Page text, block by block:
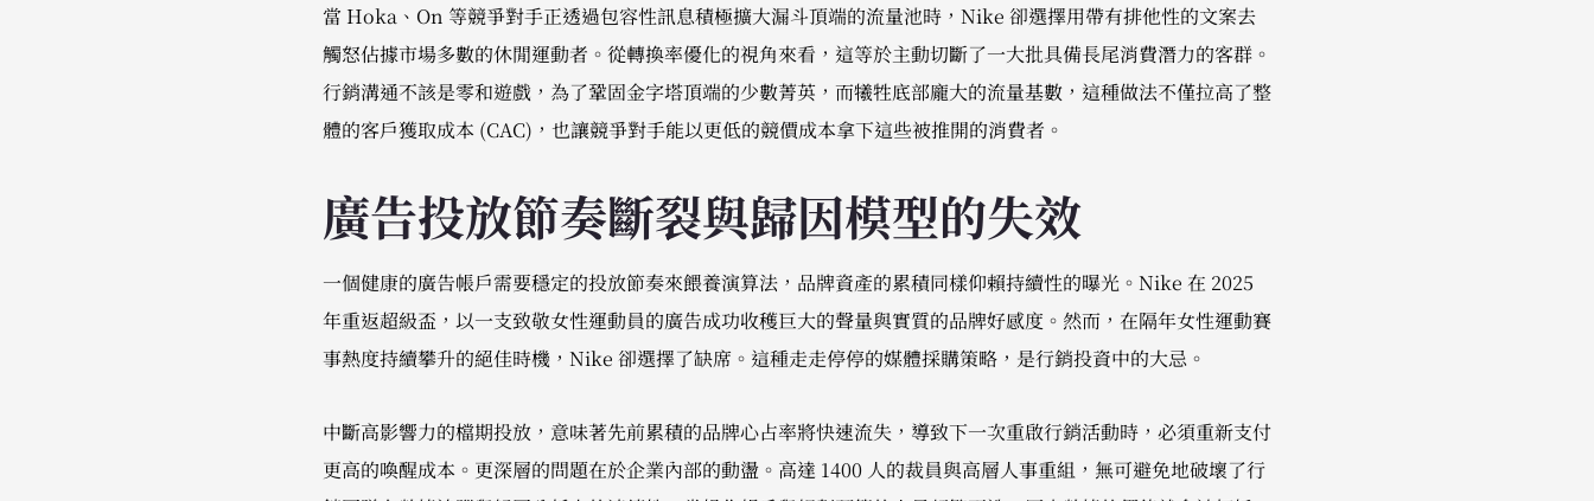
當 Hoka、On 等競爭對手正透過包容性訊息積極擴大漏斗頂端的流量池時，Nike 卻選擇用帶有排他性的文案去
觸怒佔據市場多數的休閒運動者。從轉換率優化的視角來看，這等於主動切斷了一大批具備長尾消費潛力的客群。
行銷溝通不該是零和遊戲，為了鞏固金字塔頂端的少數菁英，而犧牲底部龐大的流量基數，這種做法不僅拉高了整
體的客戶獲取成本 (CAC)，也讓競爭對手能以更低的競價成本拿下這些被推開的消費者。
廣告投放節奏斷裂與歸因模型的失效
一個健康的廣告帳戶需要穩定的投放節奏來餵養演算法，品牌資產的累積同樣仰賴持續性的曝光。Nike 在 2025
年重返超級盃，以一支致敬女性運動員的廣告成功收穫巨大的聲量與實質的品牌好感度。然而，在隔年女性運動賽
事熱度持續攀升的絕佳時機，Nike 卻選擇了缺席。這種走走停停的媒體採購策略，是行銷投資中的大忌。
中斷高影響力的檔期投放，意味著先前累積的品牌心占率將快速流失，導致下一次重啟行銷活動時，必須重新支付
更高的喚醒成本。更深層的問題在於企業內部的動盪。高達 1400 人的裁員與高層人事重組，無可避免地破壞了行